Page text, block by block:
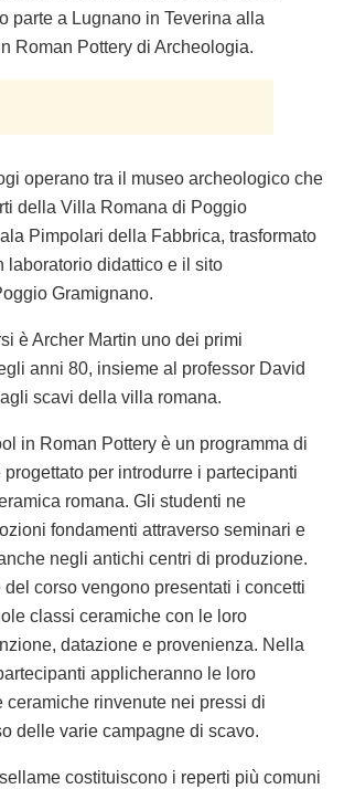
parte a Lugnano in Teverina alla
Roman Pottery di Archeologia.
operano tra il museo archeologico che
della Villa Romana di Poggio
Pimpolari della Fabbrica, trasformato
laboratorio didattico e il sito
Gramignano.
è Archer Martin uno dei primi
anni 80, insieme al professor David
scavi della villa romana.
in Roman Pottery è un programma di
per introdurre i partecipanti
romana. Gli studenti ne
fondamenti attraverso seminari e
negli antichi centri di produzione.
del corso vengono presentati i concetti
classi ceramiche con le loro
datazione e provenienza. Nella
applicheranno le loro
ceramiche rinvenute nei pressi di
delle varie campagne di scavo.
costituiscono i reperti più comuni